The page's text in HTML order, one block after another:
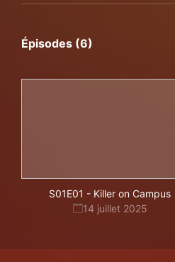
Épisodes (6)
S01E01 - Killer on Campus
14 juillet 2025